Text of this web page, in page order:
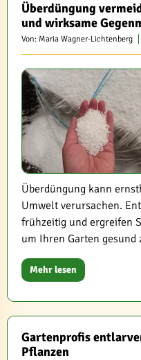
Überdüngung
und wirksame
Von: Maria Wagner-Lichtenberg
Überdüngung kann
Umwelt verursachen.
frühzeitig und ergreifen
um Ihren Garten gesund
Mehr lesen
Gartenprofis
Pflanzen